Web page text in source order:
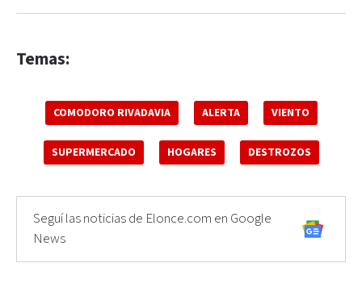
Temas:
COMODORO RIVADAVIA ALERTA VIENTO
SUPERMERCADO HOGARES DESTROZOS
Seguí las noticias de Elonce.com en Google
News